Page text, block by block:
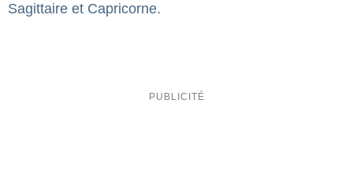
Sagittaire et Capricorne.